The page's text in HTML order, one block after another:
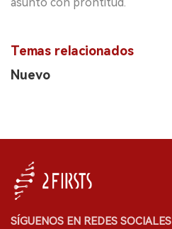
Temas relacionados
Nuevo
SÍGUENOS EN REDES SOCIALES